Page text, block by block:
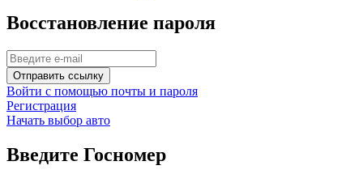
Восстановление пароля
Отправить ссылку
Войти с помощью почты и пароля
Регистрация
Начать выбор авто
Введите Госномер